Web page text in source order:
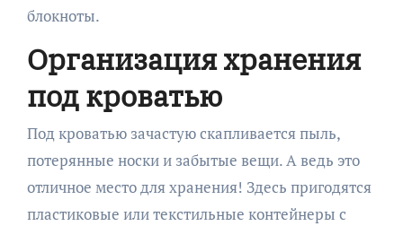
блокноты.
Организация хранения
под кроватью
Под кроватью зачастую скапливается пыль,
потерянные носки и забытые вещи. А ведь это
отличное место для хранения! Здесь пригодятся
пластиковые или текстильные контейнеры с